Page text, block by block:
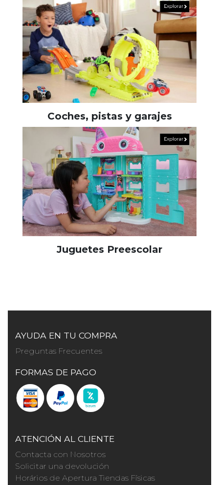
Coches, pistas y garajes
Juguetes Preescolar
AYUDA EN TU COMPRA
Preguntas Frecuentes
FORMAS DE PAGO
ATENCIÓN AL CLIENTE
Contacta con Nosotros
Solicitar una devolución
Horários de Apertura Tiendas Físicas